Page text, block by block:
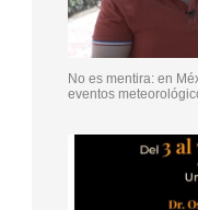
No es mentira: en
eventos